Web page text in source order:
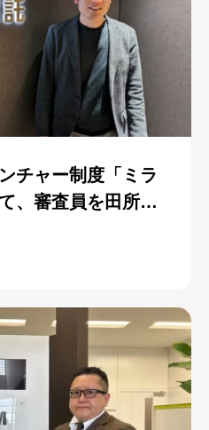
チャー制度「ミラ
、審査員を田所が